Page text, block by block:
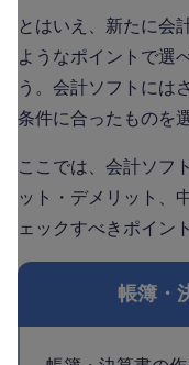
とはいえ、新たに会
ようなポイントで選
う。会計ソフトには
条件に合ったものを
ここでは、会計ソフ
ット・デメリット、
ェックすべきポイン
帳簿・